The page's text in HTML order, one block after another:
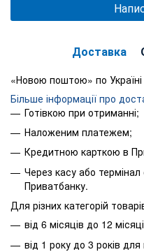
Доставка
«Новою поштою» по
Більше інформації про
Готівкою при отриманні;
Наложеним платежем;
Кредитною карткою в
Через касу або
Приватбанку.
Для різних категорій
від 6 місяців до 12
від 1 року до 3 років